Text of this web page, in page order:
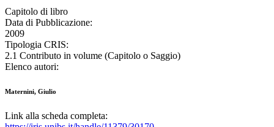
Capitolo di libro
Data di Pubblicazione:
2009
Tipologia CRIS:
2.1 Contributo in volume (Capitolo o Saggio)
Elenco autori:
Maternini, Giulio
Link alla scheda completa: